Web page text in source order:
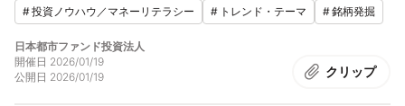
#投資ノウハウ／マネーリテラシー # トレンド・テーマ #銘柄発掘
日本都市ファンド投資法人
開催日 2026/01/19
公開日 2026/01/19 クリップ